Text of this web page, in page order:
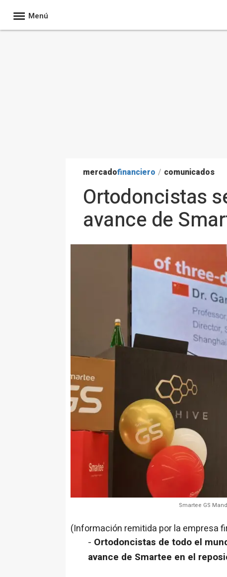
Menú
mercadofinanciero / comunicados
Ortodoncistas
avance de
Smartee GS
(Información remitida por la empresa
- Ortodoncistas de todo el
avance de Smartee en el